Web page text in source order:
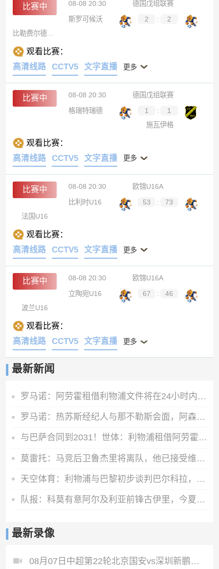
比赛中 08-08 20:30
德国戊组联赛
斯罗可候沃
2 :
2
观看比赛：
高清线路
CCTV5 文字直播 更多
比赛中 08-08 20:30
德国戊组联赛
格瑞特瑞德
1 :
1
施瓦伊格
观看比赛：
高清线路
CCTV5 文字直播 更多
比赛中 08-08 20:30
欧锦U16A
比利时U16
53 :
73
法国U16
观看比赛：
高清线路
CCTV5 文字直播 更多
比赛中 08-08 20:30
欧锦U16A
立陶宛U16
67 :
46
波兰U16
观看比赛：
高清线路
CCTV5 文字直播 更多
最新新闻
罗马诺：阿劳霍租借利物浦文件将在24小时内签署，买断条款非强制
罗马诺：热苏斯经纪人与那不勒斯会面，阿森纳仅考虑永久出售
与巴萨合同到2031！世体：利物浦租借阿劳霍一年，赛季末可选买断
莫雷托：马竞后卫鲁杰里将离队，他已接受维拉的报价
天空体育：利物浦与巴黎初步谈判巴尔科拉，但估值存在巨大差距
队报：科莫有意阿尔及利亚前锋古伊里，今夏世界杯出场4次打进1球
最新录像
08月07日中超第22轮北京国安vs深圳新鹏城全场录像